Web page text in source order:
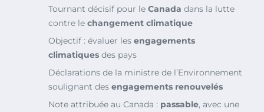
Tournant décisif pour le Canada dans la lutte
contre le changement climatique
Objectif : évaluer les engagements
climatiques des pays
Déclarations de la ministre de l’Environnement
soulignant des engagements renouvelés
Note attribuée au Canada : passable, avec une